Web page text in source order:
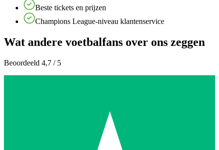
Beste tickets en prijzen
Champions League-niveau klantenservice
Wat andere voetbalfans over ons zeggen
Beoordeeld 4,7 / 5